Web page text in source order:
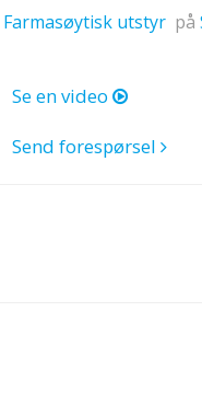
Farmasøytisk utstyr på
Se en video
Send forespørsel